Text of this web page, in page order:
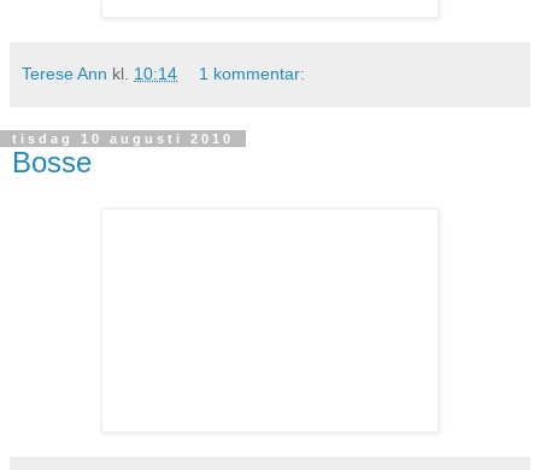
Terese Ann kl. 10:14 1 kommentar:
tisdag 10 augusti 2010
Bosse